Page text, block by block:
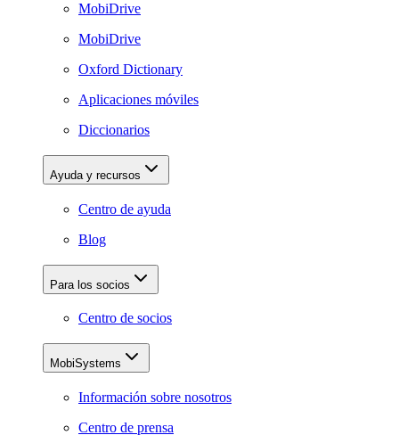
MobiDrive
MobiDrive
Oxford Dictionary
Aplicaciones móviles
Diccionarios
Ayuda y recursos
Centro de ayuda
Blog
Para los socios
Centro de socios
MobiSystems
Información sobre nosotros
Centro de prensa